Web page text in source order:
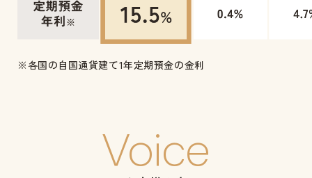
※各国の自国通貨建て1年定期預金の金利
Voice